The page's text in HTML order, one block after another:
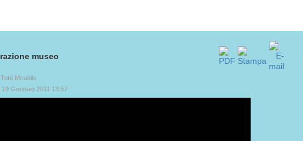
museo
Mirabile
Gennaio 2011 13:57